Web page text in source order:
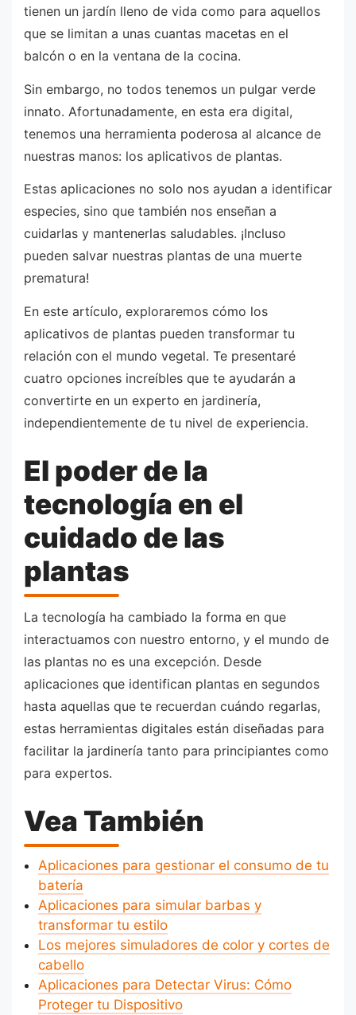
tienen un jardín lleno de vida como para aquellos
que se limitan a unas cuantas macetas en el
balcón o en la ventana de la cocina.
Sin embargo, no todos tenemos un pulgar verde
innato. Afortunadamente, en esta era digital,
tenemos una herramienta poderosa al alcance de
nuestras manos: los aplicativos de plantas.
Estas aplicaciones no solo nos ayudan a identificar
especies, sino que también nos enseñan a
cuidarlas y mantenerlas saludables. ¡Incluso
pueden salvar nuestras plantas de una muerte
prematura!
En este artículo, exploraremos cómo los
aplicativos de plantas pueden transformar tu
relación con el mundo vegetal. Te presentaré
cuatro opciones increíbles que te ayudarán a
convertirte en un experto en jardinería,
independientemente de tu nivel de experiencia.
El poder de la
tecnología en el
cuidado de las
plantas
La tecnología ha cambiado la forma en que
interactuamos con nuestro entorno, y el mundo de
las plantas no es una excepción. Desde
aplicaciones que identifican plantas en segundos
hasta aquellas que te recuerdan cuándo regarlas,
estas herramientas digitales están diseñadas para
facilitar la jardinería tanto para principiantes como
para expertos.
Vea También
Aplicaciones para gestionar el consumo de tu
batería
Aplicaciones para simular barbas y
transformar tu estilo
Los mejores simuladores de color y cortes de
cabello
Aplicaciones para Detectar Virus: Cómo
Proteger tu Dispositivo